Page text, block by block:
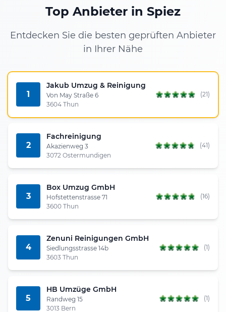
Top Anbieter in Spiez
Entdecken Sie die besten geprüften Anbieter
in Ihrer Nähe
1
Jakub Umzug & Reinigung
Von May Straße 6
3604 Thun
(21)
2
Fachreinigung
Akazienweg 3
3072 Ostermundigen
(41)
3
Box Umzug GmbH
Hofstettenstrasse 71
3600 Thun
(16)
4
Zenuni Reinigungen GmbH
Siedlungsstrasse 14b
3603 Thun
(1)
5
HB Umzüge GmbH
Randweg 15
3013 Bern
(1)